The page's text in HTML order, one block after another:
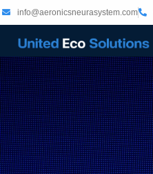
info@aeronicsneurasystem.com